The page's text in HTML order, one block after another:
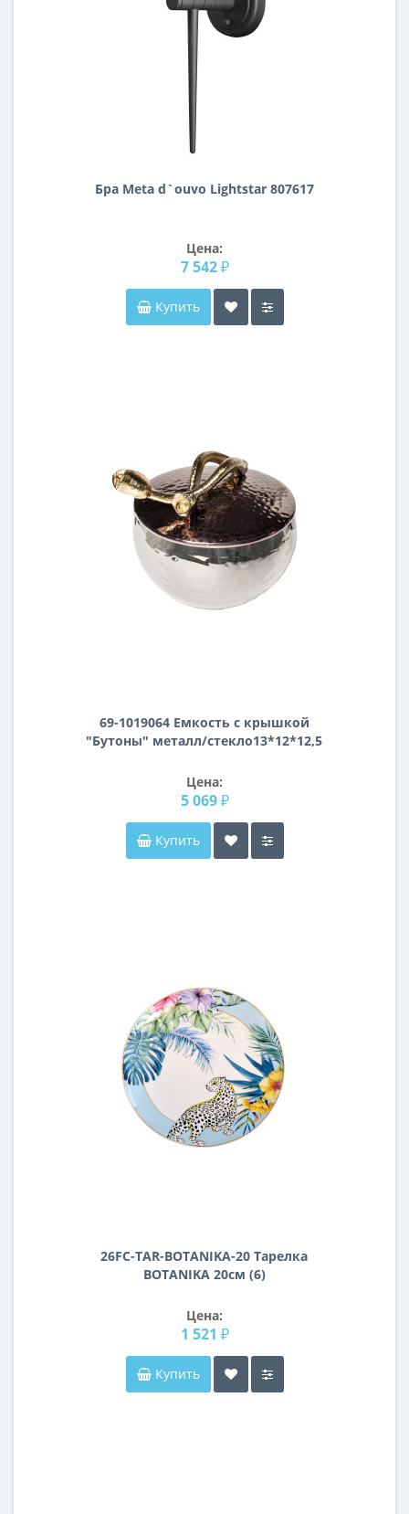
Бра Meta d`ouvo Lightstar 807617
Цена:
7 542 ₽
Купить
69-1019064 Емкость с крышкой
"Бутоны" металл/стекло13*12*12,5
Цена:
5 069 ₽
Купить
26FC-TAR-BOTANIKA-20 Тарелка
BOTANIKA 20см (6)
Цена:
1 521 ₽
Купить